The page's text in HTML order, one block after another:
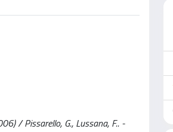
/ Pissarello, G., Lussana, F.. -